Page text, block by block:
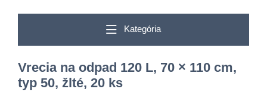
Kategória
Vrecia na odpad 120 L, 70 × 110 cm,
typ 50, žlté, 20 ks